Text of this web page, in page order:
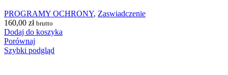
PROGRAMY OCHRONY, Zaswiadczenie
160,00 zł brutto
Dodaj do koszyka
Porównaj
Szybki podgląd